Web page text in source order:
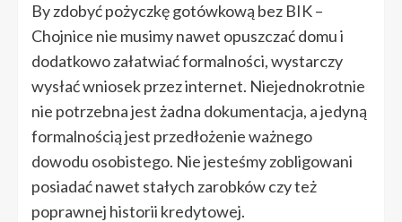
By zdobyć pożyczkę gotówkową bez BIK –
Chojnice nie musimy nawet opuszczać domu i
dodatkowo załatwiać formalności, wystarczy
wysłać wniosek przez internet. Niejednokrotnie
nie potrzebna jest żadna dokumentacja, a jedyną
formalnością jest przedłożenie ważnego
dowodu osobistego. Nie jesteśmy zobligowani
posiadać nawet stałych zarobków czy też
poprawnej historii kredytowej.